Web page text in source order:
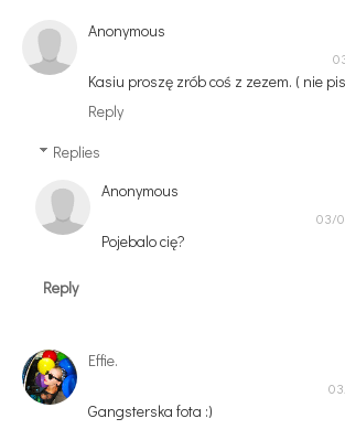
Anonymous
Kasiu proszę zrób coś z zezem. ( nie
Reply
Replies
Anonymous
03/
Pojebalo cię?
Reply
Effie.
Gangsterska fota :)